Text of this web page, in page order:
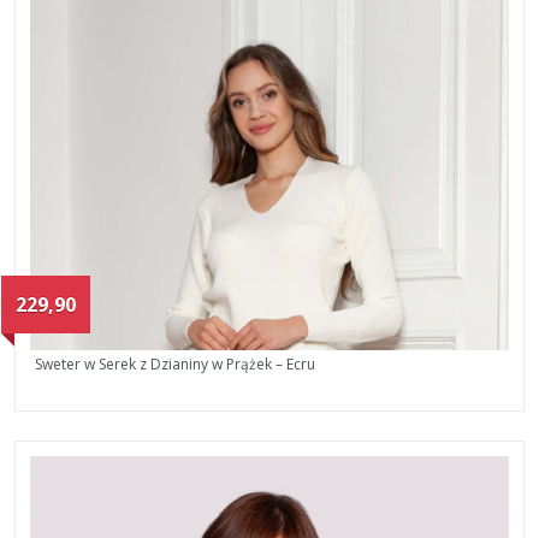
229,90
Sweter w Serek z Dzianiny w Prążek – Ecru